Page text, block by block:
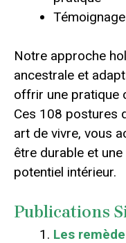
Notre approche
ancestrale et
offrir une pratique
Ces 108 postures
art de vivre, vous
être durable et
potentiel intérieur.
Publications
Les